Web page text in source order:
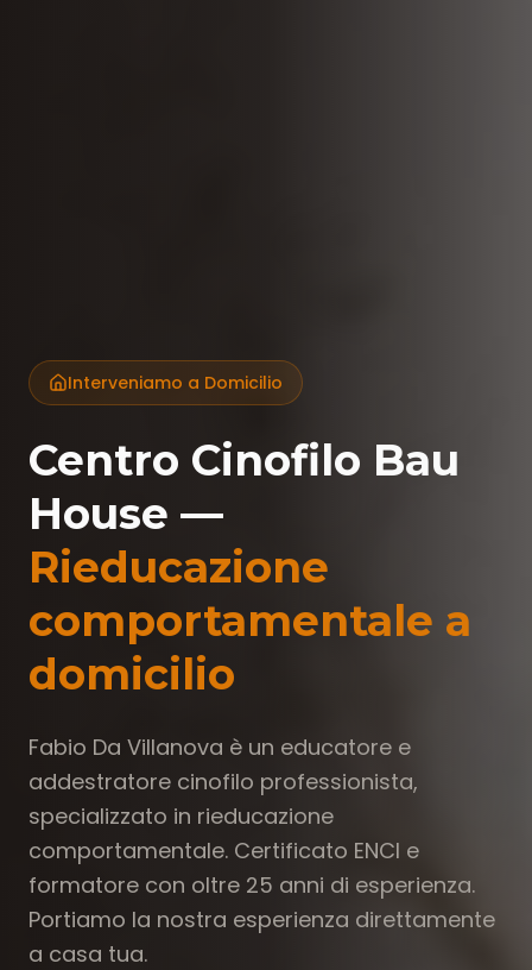
Interveniamo a Domicilio
Centro Cinofilo Bau
House —
Rieducazione
comportamentale a
domicilio
Fabio Da Villanova è un educatore e
addestratore cinofilo professionista,
specializzato in rieducazione
comportamentale. Certificato ENCI e
formatore con oltre 25 anni di esperienza.
Portiamo la nostra esperienza direttamente
a casa tua.